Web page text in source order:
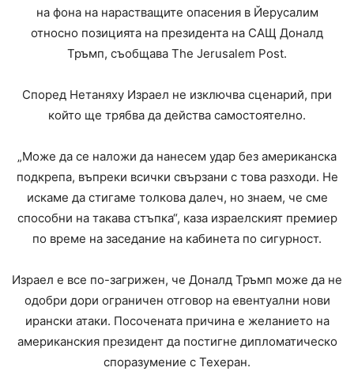
на фона на нарастващите опасения в Йерусалим
относно позицията на президента на САЩ Доналд
Тръмп, съобщава The Jerusalem Post.
Според Нетаняху Израел не изключва сценарий, при
който ще трябва да действа самостоятелно.
„Може да се наложи да нанесем удар без американска
подкрепа, въпреки всички свързани с това разходи. Не
искаме да стигаме толкова далеч, но знаем, че сме
способни на такава стъпка“, каза израелският премиер
по време на заседание на кабинета по сигурност.
Израел е все по-загрижен, че Доналд Тръмп може да не
одобри дори ограничен отговор на евентуални нови
ирански атаки. Посочената причина е желанието на
американския президент да постигне дипломатическо
споразумение с Техеран.